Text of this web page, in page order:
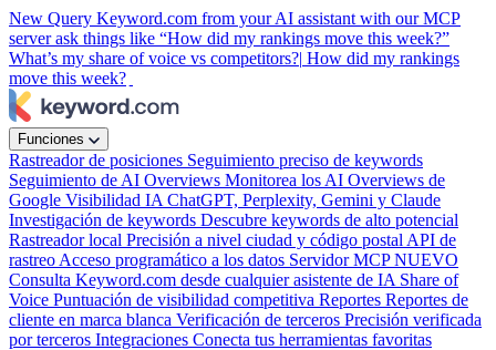
New Query Keyword.com from your AI assistant with our MCP
server ask things like “How did my rankings move this week?”
What’s my share of voice vs competitors?| How did my rankings
move this week?
Funciones
Rastreador de posiciones Seguimiento preciso de keywords
Seguimiento de AI Overviews Monitorea los AI Overviews de
Google Visibilidad IA ChatGPT, Perplexity, Gemini y Claude
Investigación de keywords Descubre keywords de alto potencial
Rastreador local Precisión a nivel ciudad y código postal API de
rastreo Acceso programático a los datos Servidor MCPNUEVO
Consulta Keyword.com desde cualquier asistente de IA Share of
Voice Puntuación de visibilidad competitiva Reportes Reportes de
cliente en marca blanca Verificación de terceros Precisión verificada
por terceros Integraciones Conecta tus herramientas favoritas